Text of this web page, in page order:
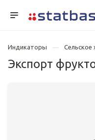
Индикаторы Сельское
Экспорт